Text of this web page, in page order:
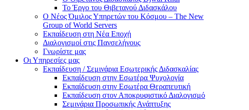
Το Έργο του Θιβετανού Διδασκάλου
Ο Νέος Όμιλος Υπηρετών του Κόσμου – The New
Group of World Servers
Εκπαίδευση στη Νέα Εποχή
Διαλογισμοί στις Πανσελήνους
Γνωρίστε μας
Οι Υπηρεσίες μας
Εκπαίδευση / Σεμινάρια Εσωτερικής Διδασκαλίας
Εκπαίδευση στην Εσωτέρα Ψυχολογία
Εκπαίδευση στην Εσωτέρα Θεραπευτική
Εκπαίδευση στον Αποκρυφιστικό Διαλογισμό
Σεμινάρια Προσωπικής Ανάπτυξης